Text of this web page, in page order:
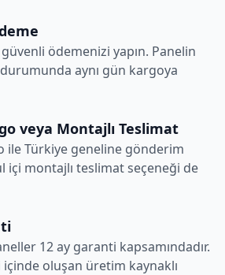
ödemenizi yapın. Panelin
aynı gün kargoya
veya Montajlı Teslimat
ile Türkiye geneline gönderim
içi montajlı teslimat seçeneği de
12 ay garanti kapsamındadır.
oluşan üretim kaynaklı